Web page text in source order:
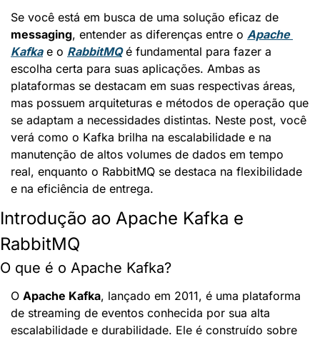
messaging, entender as diferenças entre o Apache
Kafka e o RabbitMQ é fundamental para fazer a
escolha certa para suas aplicações. Ambas as
plataformas se destacam em suas respectivas áreas,
mas possuem arquiteturas e métodos de operação que
se adaptam a necessidades distintas. Neste post, você
verá como o Kafka brilha na escalabilidade e na
manutenção de altos volumes de dados em tempo
real, enquanto o RabbitMQ se destaca na flexibilidade
e na eficiência de entrega.
Introdução ao Apache Kafka e
RabbitMQ
O que é o Apache Kafka?
O Apache Kafka, lançado em 2011, é uma plataforma
de streaming de eventos conhecida por sua alta
escalabilidade e durabilidade. Ele é construído sobre